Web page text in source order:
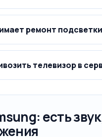
ремонт
телевизор в
есть